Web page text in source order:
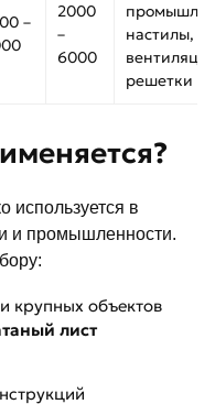
–
2000
–
6000
настилы,
решетки
используется в
и промышленности.
крупных объектов
лист